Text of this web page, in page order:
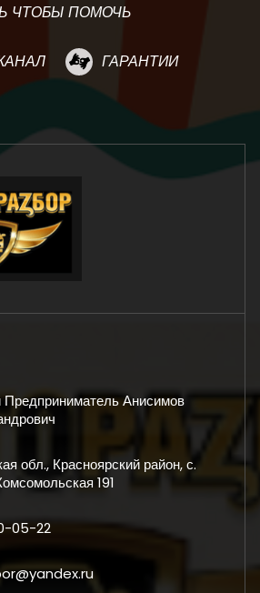
ЧТОБЫ ПОМОЧЬ
ГАРАНТИИ
Анисимов
обл., Красноярский район, с.
191
05-22